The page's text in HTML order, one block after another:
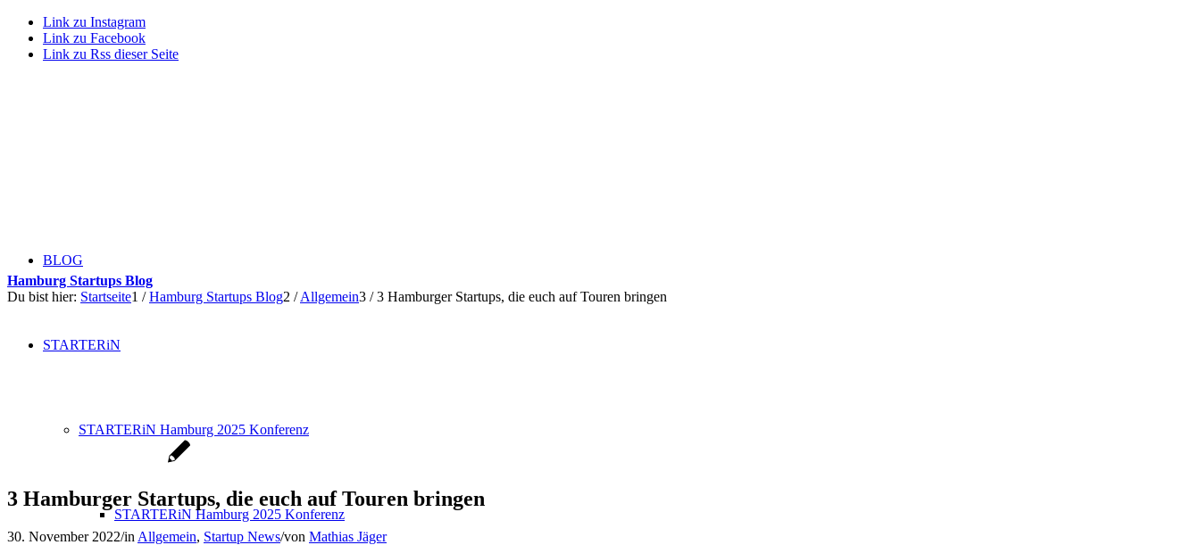
Link zu Instagram
Link zu Facebook
Link zu Rss dieser Seite
BLOG
STARTERiN
STARTERiN Hamburg 2025 Konferenz
STARTERiN Hamburg 2025 Konferenz
Hamburg Startups Blog
Du bist hier: Startseite1 / Hamburg Startups Blog2 / Allgemein3 / 3 Hamburger Startups, die euch auf Touren bringen
3 Hamburger Startups, die euch auf Touren bringen
30. November 2022/in Allgemein, Startup News/von Mathias Jäger